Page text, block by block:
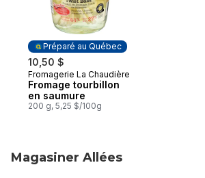
Préparé au Québec
10,50 $
Préparé au Québec
Fromagerie La Chaudière
Fromage tourbillon
en saumure
200 g, 5,25 $/100g
Magasiner Allées